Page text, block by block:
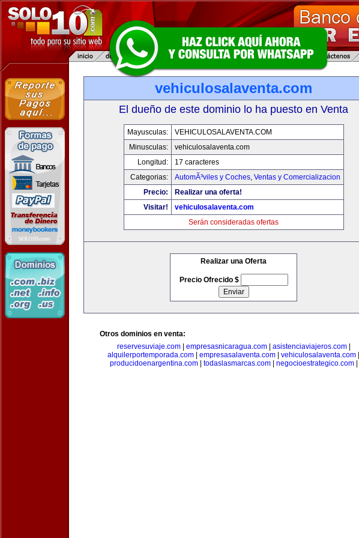
vehiculosalaventa.com
El dueño de este dominio lo ha puesto en Venta
Mayusculas:
VEHICULOSALAVENTA.COM
Minusculas:
vehiculosalaventa.com
Longitud:
17 caracteres
Categorias:
AutomÃ³viles y Coches, Ventas y Comercializacion
Precio:
Realizar una oferta!
Visitar!
vehiculosalaventa.com
Serán consideradas ofertas
Realizar una Oferta
Precio Ofrecido $
Otros dominios en venta:
reservesuviaje.com| empresasnicaragua.com| asistenciaviajeros.com|
alquilerportemporada.com
empresasalaventa.com vehiculosalaventa.com
producidoenargentina.com| todaslasmarcas.com| negocioestrategico.com|